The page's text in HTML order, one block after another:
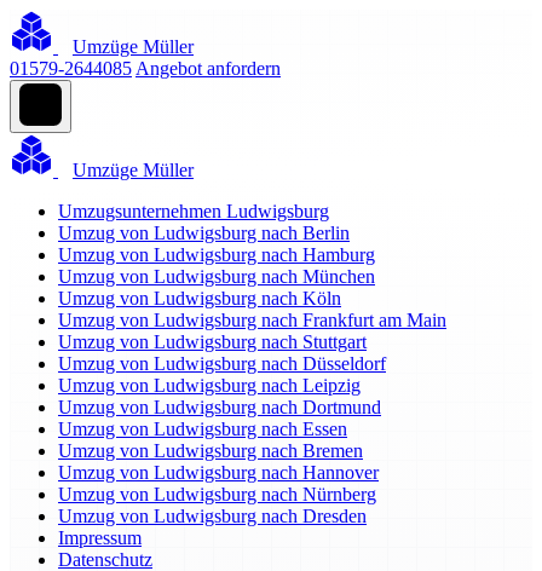
Umzüge Müller
01579-2644085 Angebot anfordern
Umzüge Müller
Umzugsunternehmen Ludwigsburg
Umzug von Ludwigsburg nach Berlin
Umzug von Ludwigsburg nach Hamburg
Umzug von Ludwigsburg nach München
Umzug von Ludwigsburg nach Köln
Umzug von Ludwigsburg nach Frankfurt am Main
Umzug von Ludwigsburg nach Stuttgart
Umzug von Ludwigsburg nach Düsseldorf
Umzug von Ludwigsburg nach Leipzig
Umzug von Ludwigsburg nach Dortmund
Umzug von Ludwigsburg nach Essen
Umzug von Ludwigsburg nach Bremen
Umzug von Ludwigsburg nach Hannover
Umzug von Ludwigsburg nach Nürnberg
Umzug von Ludwigsburg nach Dresden
Impressum
Datenschutz